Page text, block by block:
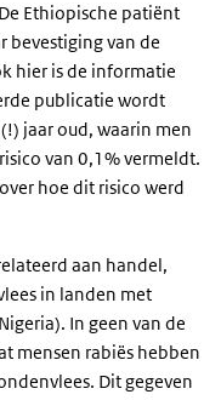
Ethiopische patiënt
bevestiging van de
hier is de informatie
publicatie wordt
jaar oud, waarin men
van 0,1% vermeldt.
hoe dit risico werd
aan handel,
in landen met
In geen van de
mensen rabiës hebben
Dit gegeven